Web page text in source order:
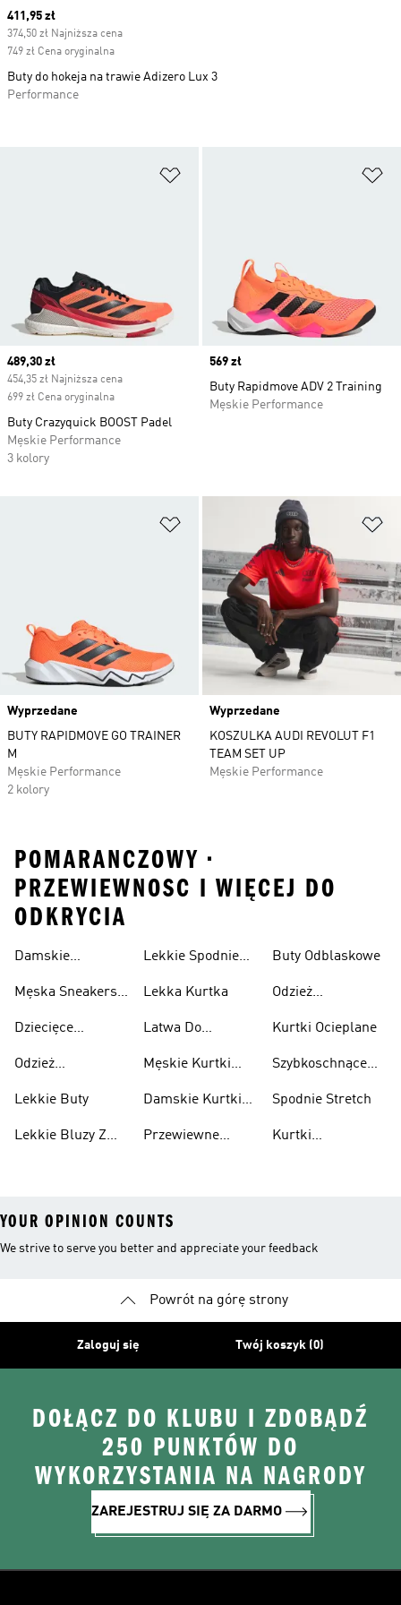
Current price
489,30 zł
454,35 zł Najniższa cena
699 zł Cena oryginalna
Buty Crazyquick BOOST Padel
Męskie Performance
3 kolory
Price
569 zł
Buty Rapidmove ADV 2 Training
Męskie Performance
Dodaj do listy życzeń
Wyprzedane
BUTY RAPIDMOVE GO TRAINER
M
Męskie Performance
2 kolory
Wyprzedane
KOSZULKA AUDI REVOLUT F1
TEAM SET UP
Męskie Performance
Current price
411,95 zł
374,50 zł Najniższa cena
749 zł Cena oryginalna
Buty do hokeja na trawie Adizero Lux 3
Performance
POMARANCZOWY •
PRZEWIEWNOSC I WIĘCEJ DO
ODKRYCIA
Damskie
Przewiewne
Męska Sneakersy
Dziecięce
Przewiewne
Odzież
Lekkie Buty
Lekkie Bluzy Z
Lekkie Spodnie
Lekka Kurtka
Latwa Do
Kurtki
Męskie Kurtki
Damskie Kurtki
Przewiewne
Buty Odblaskowe
Odzież
Kurtki Ocieplane
Szybkoschnące
Spodnie Stretch
Kurtki
YOUR OPINION COUNTS
We strive to serve you better and appreciate your feedback
Powrót na górę strony
Zaloguj się Twój koszyk (0)
DOŁĄCZ DO KLUBU I ZDOBĄDŹ
250 PUNKTÓW DO
WYKORZYSTANIA NA NAGRODY
ZAREJESTRUJ SIĘ ZA DARMO